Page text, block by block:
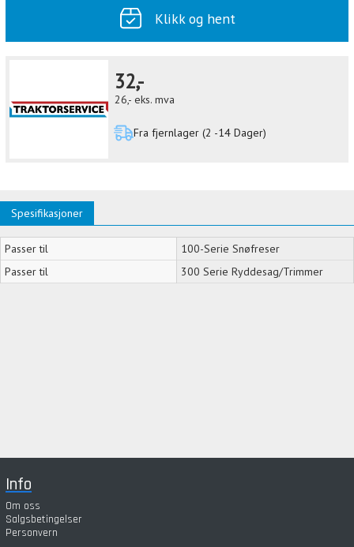
Klikk og hent
32,-
26,- eks. mva
Fra fjernlager (2 -14 Dager)
Spesifikasjoner
Passer til
100-Serie Snøfreser
Passer til
300 Serie Ryddesag/Trimmer
Info
Om oss
Salgsbetingelser
Personvern